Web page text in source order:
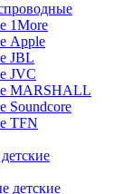
1More
Apple
JBL
JVC
MARSHALL
Soundcore
TFN
детские